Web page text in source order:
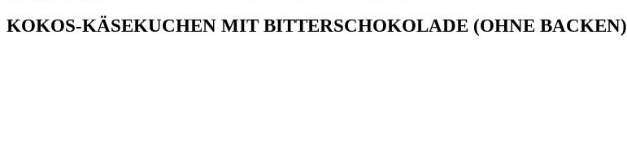
KOKOS-KÄSEKUCHEN MIT BITTERSCHOKOLADE (OHNE BACKEN)